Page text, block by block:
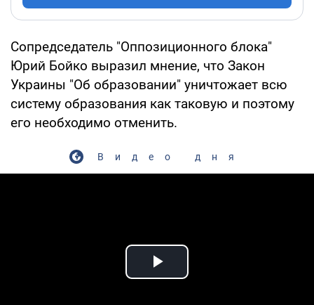
Сопредседатель "Оппозиционного блока"
Юрий Бойко выразил мнение, что Закон
Украины "Об образовании" уничтожает всю
систему образования как таковую и поэтому
его необходимо отменить.
Видео дня
Play Video